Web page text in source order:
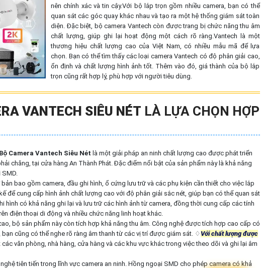
nên chính xác và tin cậy.Với bộ lắp trọn gồm nhiều camera, bạn có thể
quan sát các góc quay khác nhau và tạo ra một hệ thống giám sát toàn
diện. Đặc biệt, bộ camera Vantech còn được trang bị chức năng thu âm
chất lượng, giúp ghi lại hoạt động một cách rõ ràng.Vantech là một
thương hiệu chất lượng cao của Việt Nam, có nhiều mẫu mã để lựa
chọn. Bạn có thể tìm thấy các loại camera Vantech có độ phân giải cao,
ổn định và chất lượng hình ảnh tốt. Thêm vào đó, giá thành của bộ lắp
trọn cũng rất hợp lý, phù hợp với người tiêu dùng.
VANTECH SIÊU NÉT LÀ LỰA CHỌN HỢP
Camera Vantech Siêu Nét là một giải pháp an ninh chất lượng cao được phát triển
chăng, tại cửa hàng An Thành Phát. Đặc điểm nổi bật của sản phẩm này là khả năng
bao gồm camera, đầu ghi hình, ổ cứng lưu trữ và các phụ kiện cần thiết cho việc lắp
để cung cấp hình ảnh chất lượng cao với độ phân giải sắc nét, giúp bạn có thể quan sát
hình có khả năng ghi lại và lưu trữ các hình ảnh từ camera, đồng thời cung cấp các tính
điện thoại di động và nhiều chức năng linh hoạt khác.
bộ sản phẩm này còn tích hợp khả năng thu âm. Công nghệ được tích hợp cao cấp có
cũng có thể nghe rõ ràng âm thanh từ các vị trí được giám sát. ♢ Với chất lượng được
văn phòng, nhà hàng, cửa hàng và các khu vực khác trong việc theo dõi và ghi lại âm
tiên tiến trong lĩnh vực camera an ninh. Hồng ngoại SMD cho phép camera có khả